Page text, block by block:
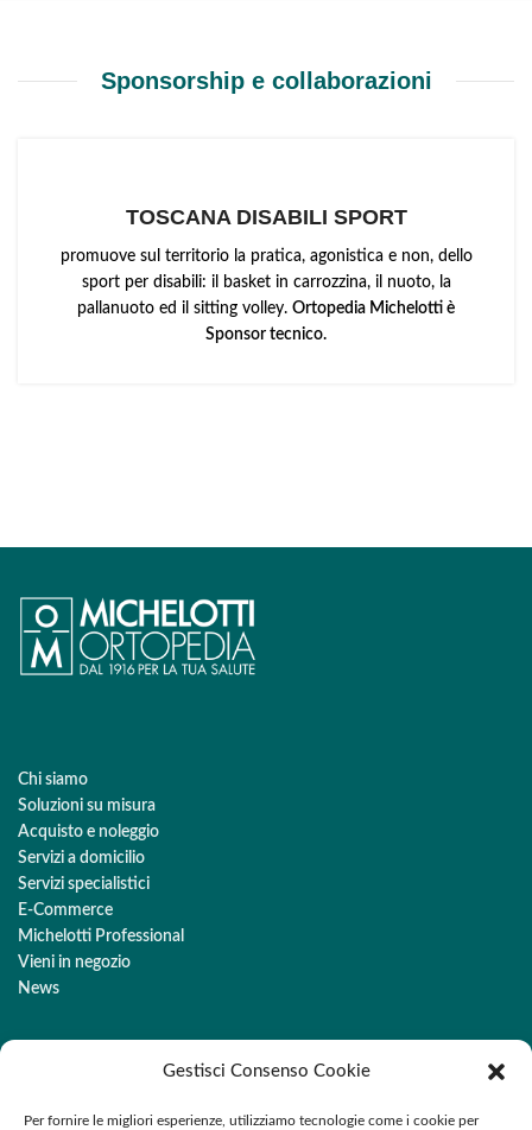
Gestisci Consenso Cookie
Per fornire le migliori esperienze, utilizziamo tecnologie come i cookie per
Sponsorship e collaborazioni
TOSCANA DISABILI SPORT
promuove sul territorio la pratica, agonistica e non, dello
sport per disabili: il basket in carrozzina, il nuoto, la
pallanuoto ed il sitting volley. Ortopedia Michelotti è
Sponsor tecnico.
Chi siamo
Soluzioni su misura
Acquisto e noleggio
Servizi a domicilio
Servizi specialistici
E-Commerce
Michelotti Professional
Vieni in negozio
News
CENTRO AUSILI - CENTRO PODOLOGICO